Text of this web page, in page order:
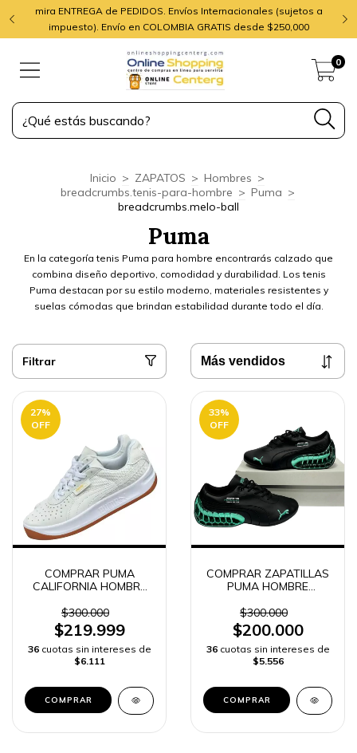
mira ENTREGA de PEDIDOS. Envíos Internacionales (sujetos a
impuesto). Envío en COLOMBIA GRATIS desde $250,000
0
Inicio > ZAPATOS > Hombres >
breadcrumbs.tenis-para-hombre > Puma >
breadcrumbs.melo-ball
Puma
En la categoría tenis Puma para hombre encontrarás calzado que
combina diseño deportivo, comodidad y durabilidad. Los tenis
Puma destacan por su estilo moderno, materiales resistentes y
suelas cómodas que brindan estabilidad durante todo el día.
Filtrar
27%
OFF
COMPRAR PUMA
CALIFORNIA HOMBRE
ENVIO RAPIDO
$300.000
$219.999
36 cuotas sin intereses de
$6.111
COMPRAR
33%
OFF
COMPRAR ZAPATILLAS
PUMA HOMBRE
$300.000
$200.000
36 cuotas sin intereses de
$5.556
COMPRAR